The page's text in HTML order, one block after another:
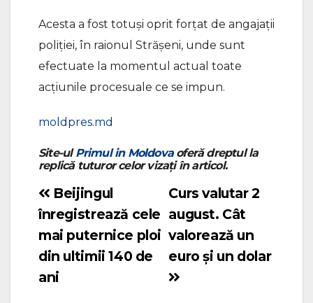
Acesta a fost totuși oprit forțat de angajații
poliției, în raionul Strășeni, unde sunt
efectuate la momentul actual toate
acțiunile procesuale ce se impun.
moldpres.md
Site-ulPrimul in Moldovaoferă dreptul la
replică tuturor celor vizați în articol.
Navigare
în
articole
Curs valutar 2
august. Cât
valorează un
euro și un dolar
Beijingul
înregistrează cele
mai puternice ploi
din ultimii 140 de
ani